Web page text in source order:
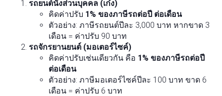
รถยนต์นั่งส่วนบุคคล (เก๋ง)
คิดค่าปรับ 1% ของภาษีรถต่อปี ต่อเดือน
ตัวอย่าง: ภาษีรถยนต์ปีละ 3,000 บาท หากขาด 3
เดือน = ค่าปรับ 90 บาท
รถจักรยานยนต์ (มอเตอร์ไซค์)
คิดค่าปรับเช่นเดียวกัน คือ 1% ของภาษีรถต่อปี
ต่อเดือน
ตัวอย่าง: ภาษีมอเตอร์ไซค์ปีละ 100 บาท ขาด 6
เดือน = ค่าปรับ 6 บาท